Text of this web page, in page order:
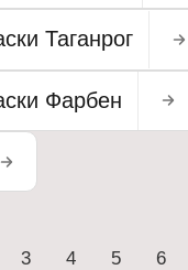
Таганрог
Фарбен
3 4 5 6